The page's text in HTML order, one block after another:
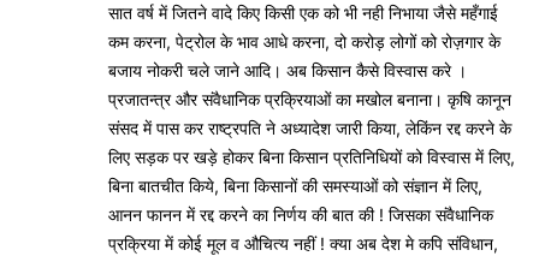
सात वर्ष में जितने वादे किए किसी एक को भी नही निभाया जैसे महँगाई
कम करना, पेट्रोल के भाव आधे करना, दो करोड़ लोगों को रोज़गार के
बजाय नोकरी चले जाने आदि। अब किसान कैसे विस्वास करे ।
प्रजातन्त्र और संवैधानिक प्रक्रियाओं का मखोल बनाना। कृषि कानून
संसद में पास कर राष्ट्रपति ने अध्यादेश जारी किया, लेकिंन रद्द करने के
लिए सड़क पर खड़े होकर बिना किसान प्रतिनिधियों को विस्वास में लिए,
बिना बातचीत किये, बिना किसानों की समस्याओं को संज्ञान में लिए,
आनन फानन में रद्द करने का निर्णय की बात की ! जिसका संवैधानिक
प्रक्रिया में कोई मूल व औचित्य नहीं ! क्या अब देश मे कपि संविधान,